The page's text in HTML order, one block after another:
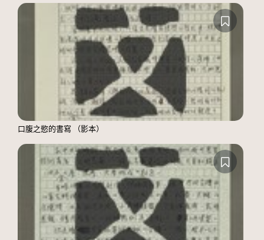
口腹之慾的書寫 （影本）